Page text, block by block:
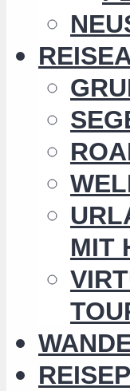
MIT